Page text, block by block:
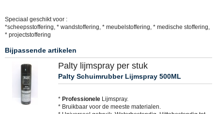
Speciaal geschikt voor :
*scheepsstoffering, * wandstoffering, * meubelstoffering, * medische stoffering,
* projectstoffering
Bijpassende artikelen
Palty lijmspray per stuk
Palty Schuimrubber Lijmspray 500ML
* Professionele Lijmspray.
* Bruikbaar voor de meeste materialen.